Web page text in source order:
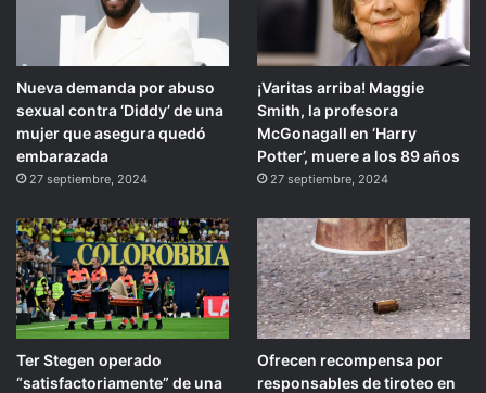
Nueva demanda por abuso
sexual contra ‘Diddy’ de una
mujer que asegura quedó
embarazada
27 septiembre, 2024
¡Varitas arriba! Maggie
Smith, la profesora
McGonagall en ‘Harry
Potter’, muere a los 89 años
27 septiembre, 2024
Ter Stegen operado
“satisfactoriamente” de una
Ofrecen recompensa por
responsables de tiroteo en